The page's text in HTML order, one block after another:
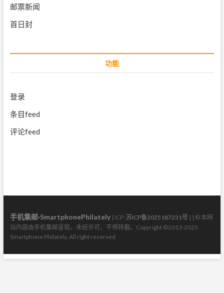
邮票新闻
首日封
功能
登录
条目feed
评论feed
手机集邮·SmartphonePhilately| ICP: 苏ICP备2025187231号 | | © 本网
站内容由手机集邮呈现，未经许可，不得转载。Copyright ©2013-2025
Smartphone Philately. All right reserved